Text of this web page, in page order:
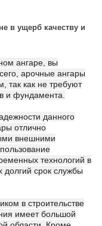
в ущерб качеству и
ангаре, вы
арочные ангары
как не требуют
и фундамента.
данного
отлично
внешними
технологий в
долгий срок службы
в строительстве
имеет большой